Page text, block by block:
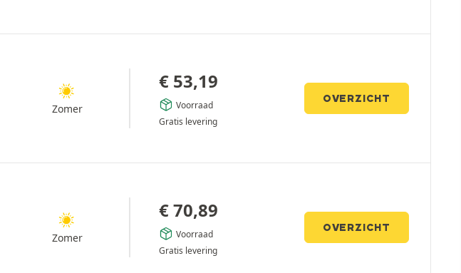
Zomer
€ 53,19
Voorraad
Gratis levering
OVERZICHT
Zomer
€70,89
Voorraad
Gratis levering
OVERZICHT